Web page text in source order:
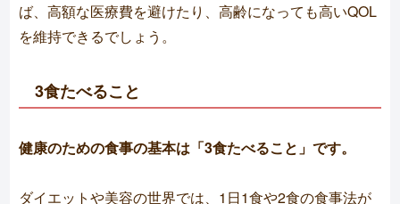
ば、高額な医療費を避けたり、高齢になっても高いQOL
を維持できるでしょう。
3食たべること
健康のための食事の基本は「3食たべること」です。
ダイエットや美容の世界では、1日1食や2食の食事法が